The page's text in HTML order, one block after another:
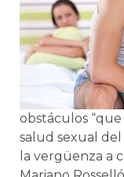
obstáculos
salud sexual
la vergüenza a